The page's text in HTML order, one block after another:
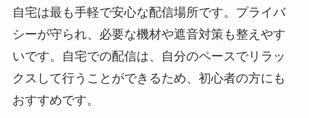
自宅は最も手軽で安心な配信場所です。プライバ
シーが守られ、必要な機材や遮音対策も整えやす
いです。自宅での配信は、自分のペースでリラッ
クスして行うことができるため、初心者の方にも
おすすめです。